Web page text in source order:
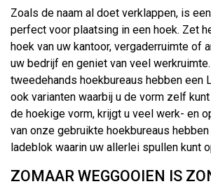
Zoals de naam al doet verklappen, is
perfect voor plaatsing in een hoek. Zet
hoek van uw kantoor, vergaderruimte of
uw bedrijf en geniet van veel
tweedehands hoekbureaus hebben een
ook varianten waarbij u de vorm zelf
de hoekige vorm, krijgt u veel werk- en
van onze gebruikte hoekbureaus
ladeblok waarin uw allerlei spullen kunt
ZOMAAR WEGGOOIEN IS